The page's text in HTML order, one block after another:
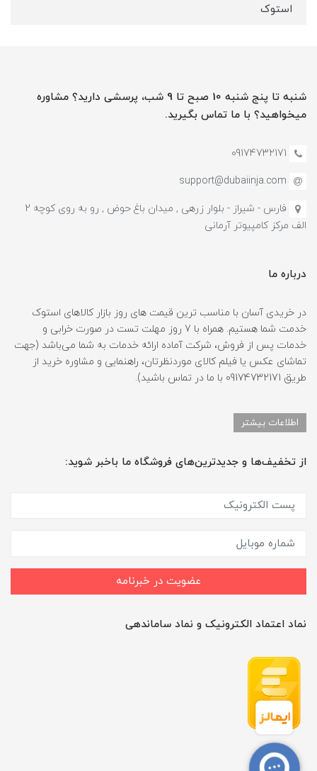
استوک
شنبه تا پنج شنبه 10 صبح تا 9 شب، پرسشی دارید؟ مشاوره
میخواهید؟ با ما تماس بگیرید.
09174732171
support@dubaiinja.com
فارس - شیراز - بلوار زرهی , میدان باغ حوض , رو به روی کوچه 2
الف مرکز کامپیوتر آرمانی
درباره ما
در خریدی آسان با مناسب ترین قیمت های روز بازار کالاهای استوک
خدمت شما هستیم. همراه با 7 روز مهلت تست در صورت خرابی و
خدمات پس از فروش، شرکت آماده ارائه خدمات به شما می‌باشد (جهت
تماشای عکس یا فیلم کالای موردنظرتان، راهنمایی و مشاوره خرید از
طریق 09174732171 با ما در تماس باشید).
اطلاعات بیشتر
از تخفیف‌ها و جدیدترین‌های فروشگاه ما باخبر شوید:
عضویت در خبرنامه
نماد اعتماد الکترونیک و نماد ساماندهی